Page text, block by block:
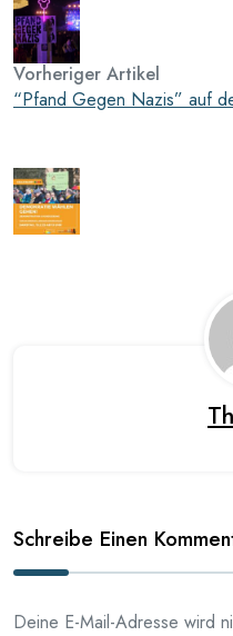
Vorheriger Artikel
“Pfand Gegen Nazis” auf
Schreibe Einen
Deine E-Mail-Adresse wird